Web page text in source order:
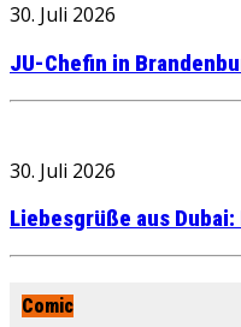
30. Juli 2026
JU-Chefin in
30. Juli 2026
Liebesgrüße aus
Comic